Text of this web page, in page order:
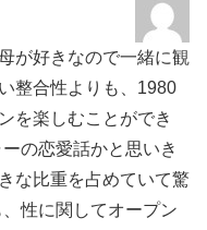
が好きなので一緒に観
整合性よりも、1980
を楽しむことができ
の恋愛話かと思いき
な比重を占めていて驚
性に関してオープン